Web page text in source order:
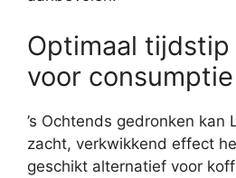
Optimaal tijdstip
voor consumptie
’s Ochtends gedronken kan
zacht, verkwikkend effect
geschikt alternatief voor